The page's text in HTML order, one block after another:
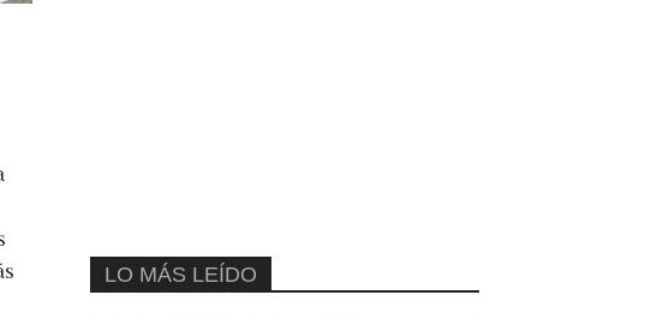
LO MÁS LEÍDO